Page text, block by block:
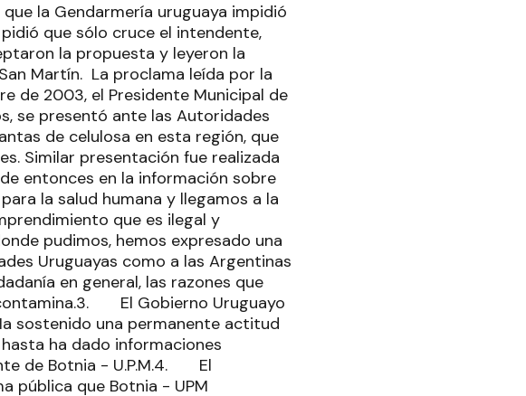
la Gendarmería uruguaya impidió
que sólo cruce el intendente,
la propuesta y leyeron la
Martín. La proclama leída por la
de 2003, el Presidente Municipal de
se presentó ante las Autoridades
de celulosa en esta región, que
Similar presentación fue realizada
entonces en la información sobre
la salud humana y llegamos a la
que es ilegal y
pudimos, hemos expresado una
Uruguayas como a las Argentinas
en general, las razones que
El Gobierno Uruguayo
sostenido una permanente actitud
ha dado informaciones
de Botnia - U.P.M.4. El
pública que Botnia - UPM